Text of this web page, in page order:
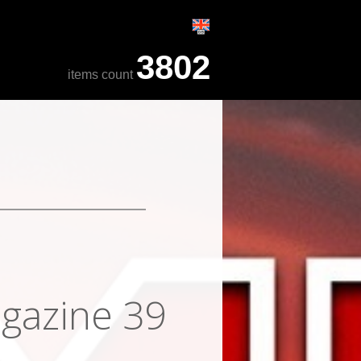
items count 3802
39